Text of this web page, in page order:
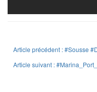
Article précédent : #Sousse
Article suivant :